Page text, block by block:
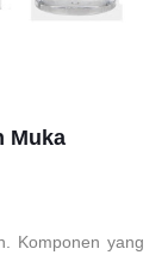
Muka
Komponen yang